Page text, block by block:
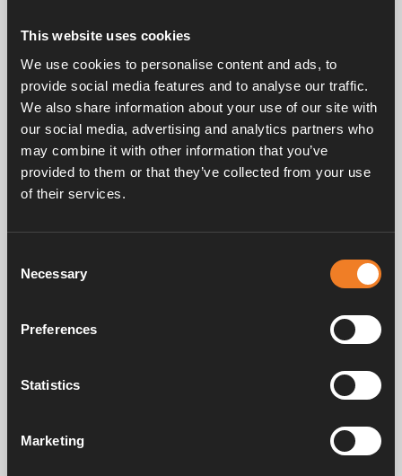
This website uses cookies
We use cookies to personalise content and ads, to
provide social media features and to analyse our traffic.
We also share information about your use of our site with
our social media, advertising and analytics partners who
may combine it with other information that you’ve
provided to them or that they’ve collected from your use
of their services.
Selection
Necessary
Preferences
Statistics
Marketing
Article number:1900004
Gummiwinkel 90°.
EPDM 21,4 x 4,25 mm.
VPE 25 Stück.
Handbücher und Broschüren
FAQ